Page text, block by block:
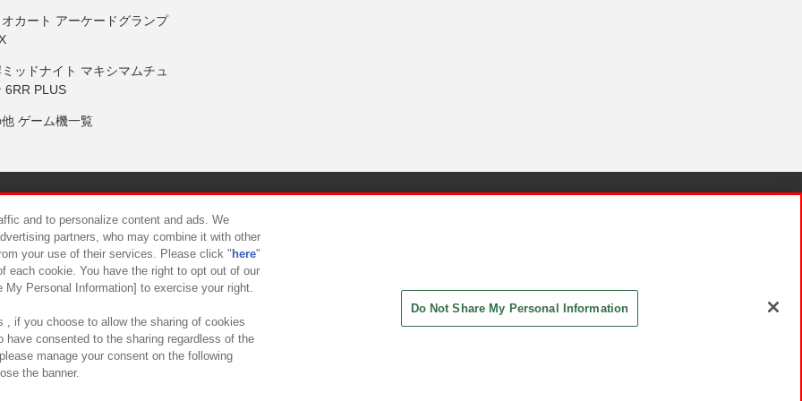
カート アーケードグランプ
ッドナイト マキシマムチュ
6RR PLUS
ゲーム機一覧
について カスタマーハラスメント対応方針
and to personalize content and ads. We
partners, who may combine it with other
your use of their services. Please click " here"
each cookie. You have the right to opt out of our
Personal Information] to exercise your right.
, if you choose to allow the sharing of cookies
have consented to the sharing regardless of the
manage your consent on the following
the banner.
Do Not Share My Personal Information